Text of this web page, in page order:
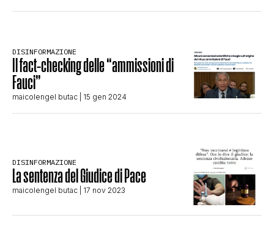
TRUFFE E SOCIAL NETWORK
CONTATTI
CHI SIAMO
DISINFORMAZIONE
Il fact-checking delle “ammissioni di
Fauci”
maicolengel butac | 15 gen 2024
DISINFORMAZIONE
La sentenza del Giudice di Pace
maicolengel butac | 17 nov 2023